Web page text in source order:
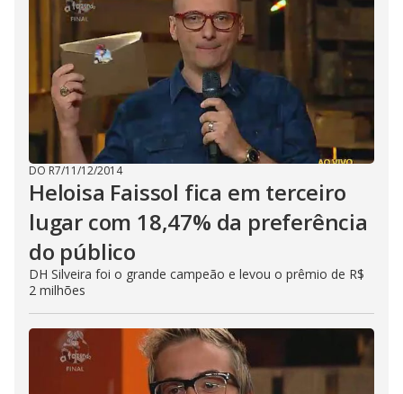
DO R7/11/12/2014
Heloisa Faissol fica em terceiro
lugar com 18,47% da preferência
do público
DH Silveira foi o grande campeão e levou o prêmio de R$
2 milhões